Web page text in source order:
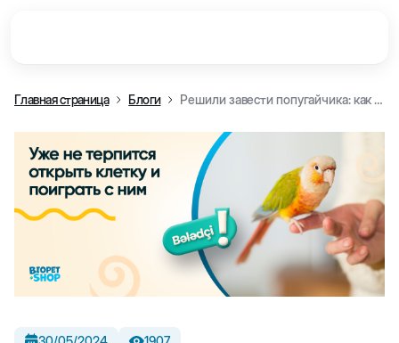
Главная страница Блоги Решили завести попугайчика: как подготовиться